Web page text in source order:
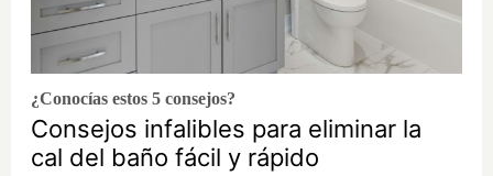
¿Conocías estos 5 consejos?
Consejos infalibles para eliminar la
cal del baño fácil y rápido